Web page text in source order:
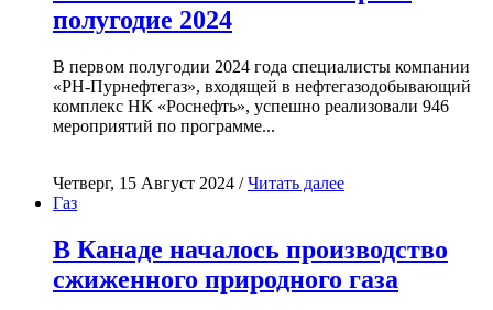
полугодие 2024
В первом полугодии 2024 года специалисты компании
«РН-Пурнефтегаз», входящей в нефтегазодобывающий
комплекс НК «Роснефть», успешно реализовали 946
мероприятий по программе...
Четверг, 15 Август 2024 /Читать далее
Газ
В Канаде началось производство
сжиженного природного газа